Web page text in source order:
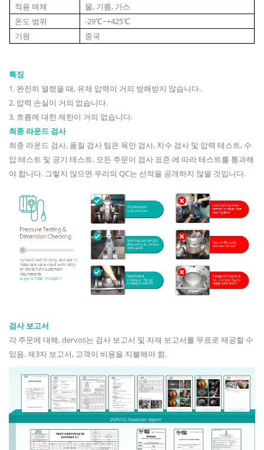
적용 매체
물, 기름, 가스
온도 범위
-29℃~+425℃
기원
중국
특징
1. 완전히 열렸을 때, 유체 압력이 거의 방해받지 않습니다.
2. 압력 손실이 거의 없습니다.
3. 흐름에 대한 제한이 거의 없습니다.
최종 라운드 검사
최종 라운드 검사, 품질 검사 팀은 육안 검사, 치수 검사 및 압력 테스트, 수
압 테스트 및 공기 테스트. 모든 주문이 검사 표준.에 따라 테스트를 통과해
야 합니다. 그렇지 않으면 우리의 QC는 선적을 공개하지 않을 것입니다.
검사 보고서
각 주문에 대해, dervos는 검사 보고서 및 자재 보고서를 무료로 제공할 수
있음. 제3자 보고서, 고객이 비용을 지불해야 함.